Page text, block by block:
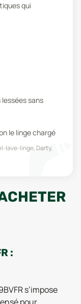
qui
lessées sans
le linge chargé
lave-linge, Darty,
:
s’impose